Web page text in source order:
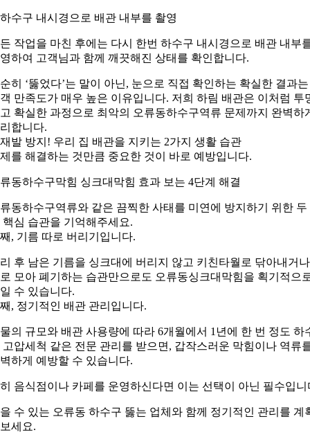
수구 내시경으로 배관 내부를 촬영
작업을 마친 후에는 다시 한번 하수구 내시경으로 배관 내부
하여 고객님과 함께 깨끗해진 상태를 확인합니다.
히 ‘뚫었다’는 말이 아닌, 눈으로 직접 확인하는 확실한 결과는
만족도가 매우 높은 이유입니다. 저희 하림 배관은 이처럼 투
확실한 과정으로 최악의 오류동하수구역류 문제까지 완벽하
합니다.
발 방지! 우리 집 배관을 지키는 2가지 생활 습관
를 해결하는 것만큼 중요한 것이 바로 예방입니다.
동하수구막힘 싱크대막힘 효과 보는 4단계 해결
동하수구역류와 같은 끔찍한 사태를 미연에 방지하기 위한 두
핵심 습관을 기억해주세요.
, 기름 따로 버리기입니다.
후 남은 기름을 싱크대에 버리지 않고 키친타월로 닦아내거
모아 폐기하는 습관만으로도 오류동싱크대막힘을 획기적으
수 있습니다.
, 정기적인 배관 관리입니다.
의 규모와 배관 사용량에 따라 6개월에서 1년에 한 번 정도 하
고압세척 같은 전문 관리를 받으면, 갑작스러운 막힘이나 역류
하게 예방할 수 있습니다.
음식점이나 카페를 운영하신다면 이는 선택이 아닌 필수입니
수 있는 오류동 하수구 뚫는 업체와 함께 정기적인 관리를 계
세요.